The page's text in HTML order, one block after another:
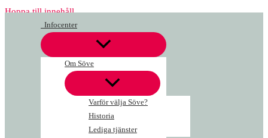
Hoppa till innehåll
Infocenter
Om Söve
Varför välja Söve?
Historia
Lediga tjänster